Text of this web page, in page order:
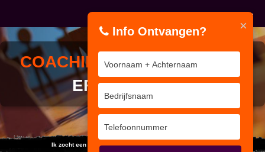
COACHINGPERSOONLIJKE
EFFECTIVITEIT
Ik zocht een training... maar vond duizend internet sites.
×
Info Ontvangen?